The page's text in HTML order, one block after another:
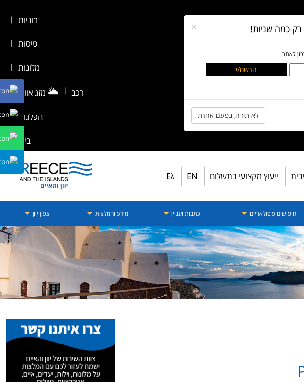
מוניות |
טיסות |
מלונות |
רכב |
🌥️ מזג אוויר |
הפלגות |
ביטוח
ייעוץ מקצועי בתשלום EN
Eλ
חיפושים פופולאריים כתבות ועניין מידע והמלצות צפון יוון
× כמה שניות!
לאתר
לא תודה, בפעם אחרת